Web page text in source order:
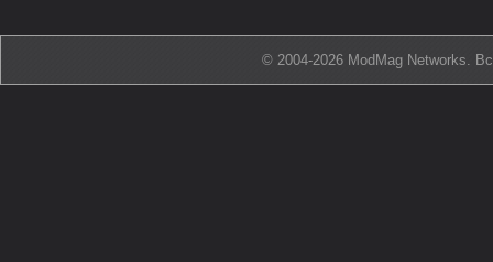
© 2004-2026 ModMag Networks.